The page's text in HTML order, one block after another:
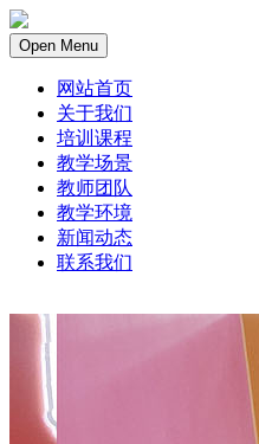
Open Menu
网站首页
关于我们
培训课程
教学场景
教师团队
教学环境
新闻动态
联系我们